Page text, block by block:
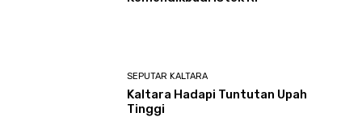
SEPUTAR KALTARA
Kaltara Hadapi Tuntutan Upah
Tinggi